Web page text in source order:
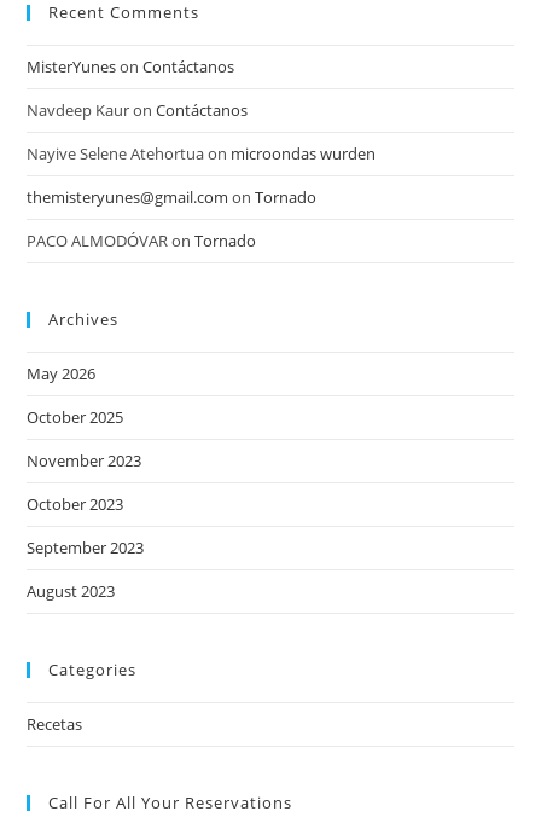
Recent Comments
MisterYunesonContáctanos
Navdeep KauronContáctanos
Nayive Selene Atehortuaon microondas wurden
themisteryunes@gmail.com onTornado
PACO ALMODÓVARonTornado
Archives
May 2026
October 2025
November 2023
October 2023
September 2023
August 2023
Categories
Recetas
Call For All Your​ Reservations